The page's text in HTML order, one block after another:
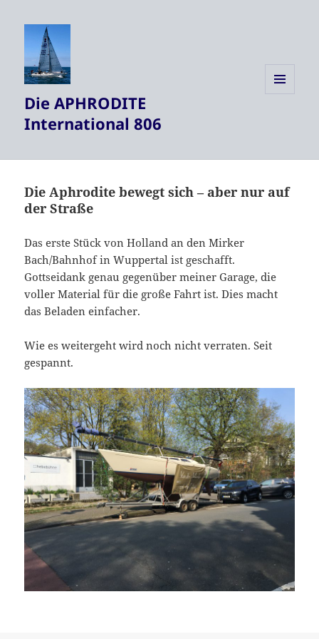
Die APHRODITE
International 806
Die Aphrodite bewegt sich – aber nur auf
der Straße
Das erste Stück von Holland an den Mirker
Bach/Bahnhof in Wuppertal ist geschafft.
Gottseidank genau gegenüber meiner Garage, die
voller Material für die große Fahrt ist. Dies macht
das Beladen einfacher.
Wie es weitergeht wird noch nicht verraten. Seit
gespannt.